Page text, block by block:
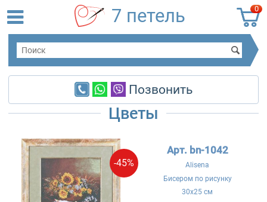
0
7 петель
Позвонить
Цветы
-45%
Арт. bn-1042
Alisena
Бисером по рисунку
30x25 см